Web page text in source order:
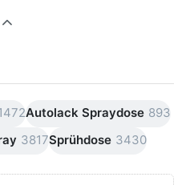
Autolack Spraydose 893
3817Sprühdose 3430